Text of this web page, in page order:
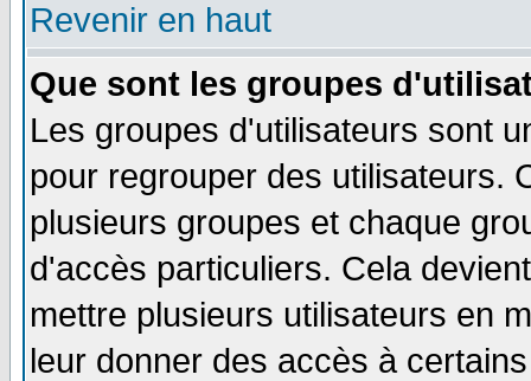
Revenir en haut
Que sont les groupes
Les groupes d'utilisateurs sont
pour regrouper des utilisateurs.
plusieurs groupes et chaque
d'accès particuliers. Cela
mettre plusieurs utilisateurs en
leur donner des accès à